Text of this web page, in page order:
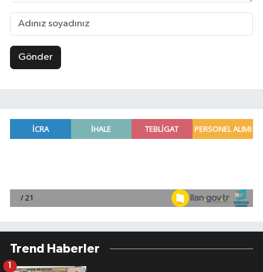
Gönder
Trend Haberler
1